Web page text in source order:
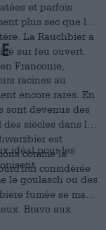
et parfois
plus sec que la
La Rauchbier a
sur feu ouvert.
Franconie,
racines au
encore rares. En
sont devenus des
siècles dans les
est
comme la
considérée
idéal pour les
le goulasch ou des
fumée se marie
Bravo aux